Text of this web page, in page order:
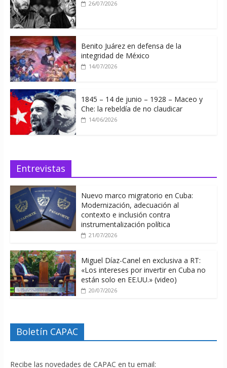
26/07/2026
Benito Juárez en defensa de la
integridad de México
14/07/2026
1845 – 14 de junio – 1928 – Maceo y
Che: la rebeldía de no claudicar
14/06/2026
Entrevistas
Nuevo marco migratorio en Cuba:
Modernización, adecuación al
contexto e inclusión contra
instrumentalización política
21/07/2026
Miguel Díaz-Canel en exclusiva a RT:
«Los intereses por invertir en Cuba no
están solo en EE.UU.» (video)
20/07/2026
Boletín CAPAC
Recibe las novedades de CAPAC en tu email: